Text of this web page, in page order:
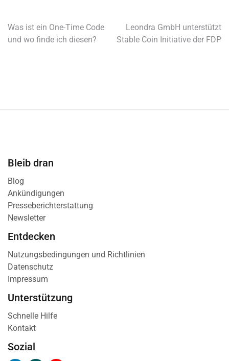
Was ist ein One-Time Code
und wo finde ich diesen?
Leondra GmbH unterstützt
Stable Coin Initiative der FDP
Bleib dran
Blog
Ankündigungen
Presseberichterstattung
Newsletter
Entdecken
Nutzungsbedingungen und Richtlinien
Datenschutz
Impressum
Unterstützung
Schnelle Hilfe
Kontakt
Sozial